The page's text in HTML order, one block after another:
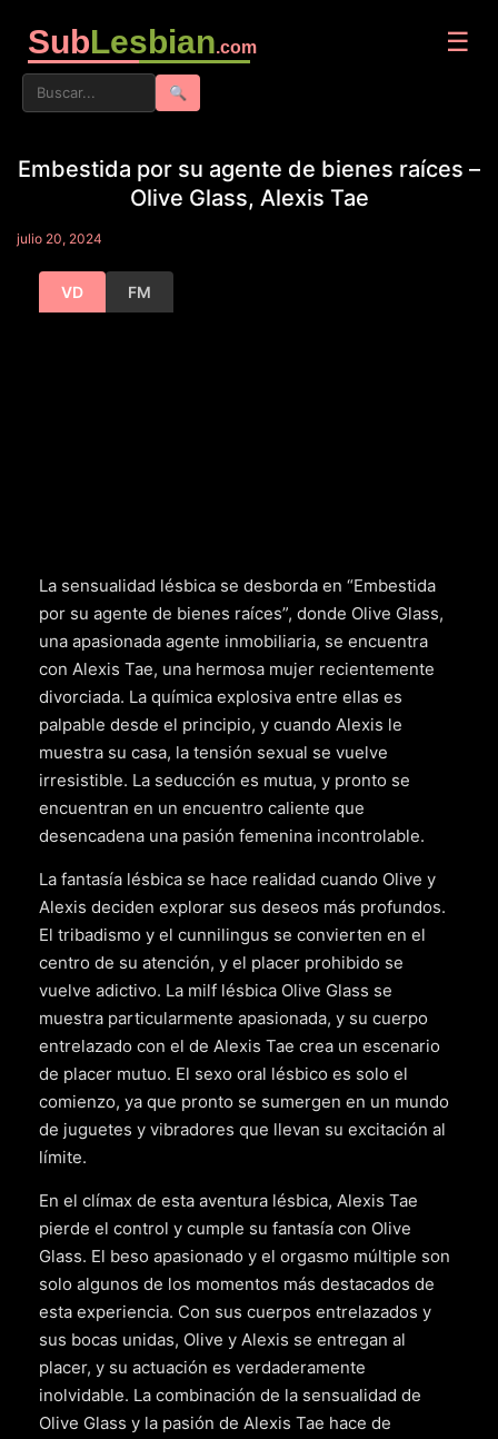
SubLesbian.com ☰
🔍
Embestida por su agente de bienes raíces –
Olive Glass, Alexis Tae
julio 20, 2024
VD FM
La sensualidad lésbica se desborda en “Embestida
por su agente de bienes raíces”, donde Olive Glass,
una apasionada agente inmobiliaria, se encuentra
con Alexis Tae, una hermosa mujer recientemente
divorciada. La química explosiva entre ellas es
palpable desde el principio, y cuando Alexis le
muestra su casa, la tensión sexual se vuelve
irresistible. La seducción es mutua, y pronto se
encuentran en un encuentro caliente que
desencadena una pasión femenina incontrolable.
La fantasía lésbica se hace realidad cuando Olive y
Alexis deciden explorar sus deseos más profundos.
El tribadismo y el cunnilingus se convierten en el
centro de su atención, y el placer prohibido se
vuelve adictivo. La milf lésbica Olive Glass se
muestra particularmente apasionada, y su cuerpo
entrelazado con el de Alexis Tae crea un escenario
de placer mutuo. El sexo oral lésbico es solo el
comienzo, ya que pronto se sumergen en un mundo
de juguetes y vibradores que llevan su excitación al
límite.
En el clímax de esta aventura lésbica, Alexis Tae
pierde el control y cumple su fantasía con Olive
Glass. El beso apasionado y el orgasmo múltiple son
solo algunos de los momentos más destacados de
esta experiencia. Con sus cuerpos entrelazados y
sus bocas unidas, Olive y Alexis se entregan al
placer, y su actuación es verdaderamente
inolvidable. La combinación de la sensualidad de
Olive Glass y la pasión de Alexis Tae hace de